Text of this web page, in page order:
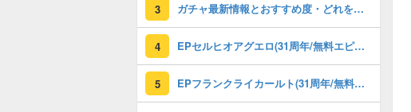
3 ガチャ最新情報とおすすめ度・どれを引くべき？
4 EPセルヒオアグエロ(31周年/無料エピック)の評価とおすすめ育成・スキル追加
5 EPフランクライカールト(31周年/無料エピック)の評価とおすすめ育成・スキル追加